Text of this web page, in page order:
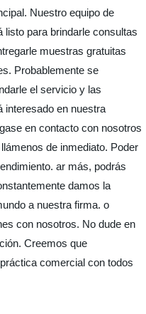
Nuestro equipo de
listo para brindarle consultas
muestras gratuitas
Probablemente se
el servicio y las
interesado en nuestra
en contacto con nosotros
de inmediato. Poder
ar más, podrás
damos la
a nuestra firma. o
con nosotros. No dude en
Creemos que
comercial con todos